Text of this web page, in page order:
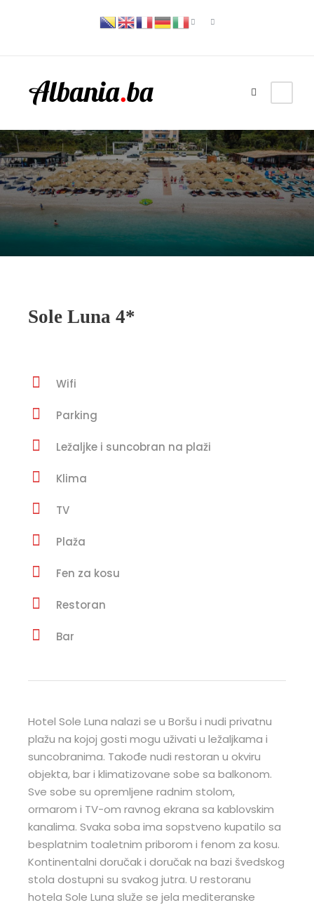
Sole Luna 4*
Wifi
Parking
Ležaljke i suncobran na plaži
Klima
TV
Plaža
Fen za kosu
Restoran
Bar
Hotel Sole Luna nalazi se u Boršu i nudi privatnu
plažu na kojoj gosti mogu uživati u ležaljkama i
suncobranima. Takođe nudi restoran u okviru
objekta, bar i klimatizovane sobe sa balkonom.
Sve sobe su opremljene radnim stolom,
ormarom i TV-om ravnog ekrana sa kablovskim
kanalima. Svaka soba ima sopstveno kupatilo sa
besplatnim toaletnim priborom i fenom za kosu.
Kontinentalni doručak i doručak na bazi švedskog
stola dostupni su svakog jutra. U restoranu
hotela Sole Luna služe se jela mediteranske